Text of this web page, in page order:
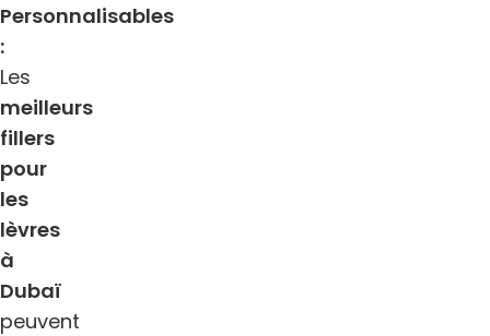
Personnalisables
:
Les
meilleurs
fillers
pour
les
lèvres
à
Dubaï
peuvent